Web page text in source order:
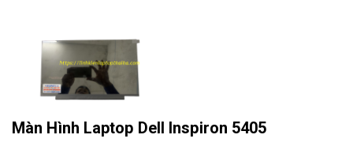
Màn Hình Laptop Dell Inspiron 5405